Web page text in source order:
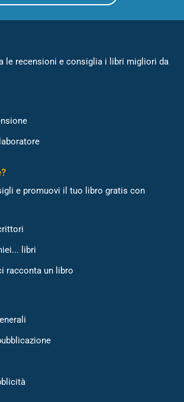
le recensioni e consiglia i libri migliori da
e promuovi il tuo libro gratis con
libri
racconta un libro